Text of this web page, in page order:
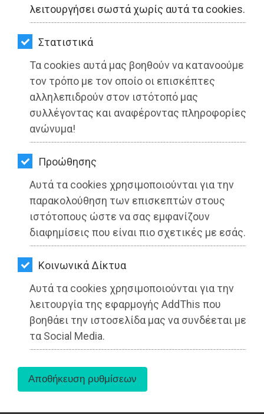
λειτουργήσει σωστά χωρίς αυτά τα cookies.
Στατιστικά
Τα cookies αυτά μας βοηθούν να κατανοούμε
τον τρόπο με τον οποίο οι επισκέπτες
αλληλεπιδρούν στον ιστότοπό μας
συλλέγοντας και αναφέροντας πληροφορίες
ανώνυμα!
Προώθησης
Αυτά τα cookies χρησιμοποιούνται για την
παρακολούθηση των επισκεπτών στους
ιστότοπους ώστε να σας εμφανίζουν
διαφημίσεις που είναι πιο σχετικές με εσάς.
Kοινωνικά Δίκτυα
Αυτά τα cookies χρησιμοποιούνται για την
λειτουργία της εφαρμογής AddThis που
βοηθάει την ιστοσελίδα μας να συνδέεται με
τα Social Media.
ΥΓΕΙΑ
LIFESTYLE
ΤΑΞΙΔΙΑ
ΕΞΟΔΟΣ
ΠΕΡΙΒΑΛΛΟΝ
ΚΑΤΟΙΚΙΔΙΟ
ΑΓΓΕΛΙΕΣ
ΕΦΗΜΕΡΙΔΕΣ
OΔΗΓΟΣ
ΑΓΟΡΑΣ
ΨΙΘΥΡΟΙ
ΑΠΟΣΤΟΛΗ
ΑΡΘΡΩΝ
Εκδήλωση του ΠΑΣΟΚ-Κίνημα
Αλλαγής Μαραθώνα - Νέας Μάκρης
για Ενεργειακή Κρίση, Ακρίβεια, Νέα
γενιά
Διαβάστηκε 3184 φορές
27-05-2025
Από τo Dimotisnews